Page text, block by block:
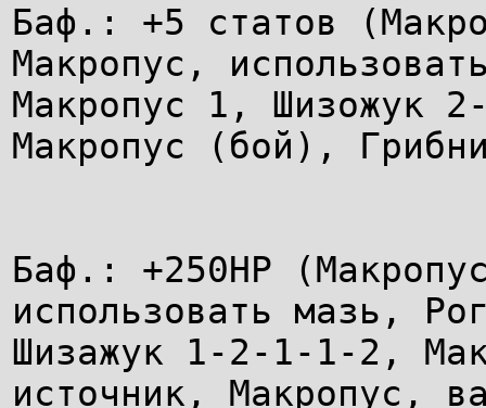
Баф.: +5 статов
Макропус,
Макропус 1, Шизожук
Макропус (бой),
Баф.: +250НР
использовать мазь,
Шизажук 1-2-1-1-2,
источник, Макропус,